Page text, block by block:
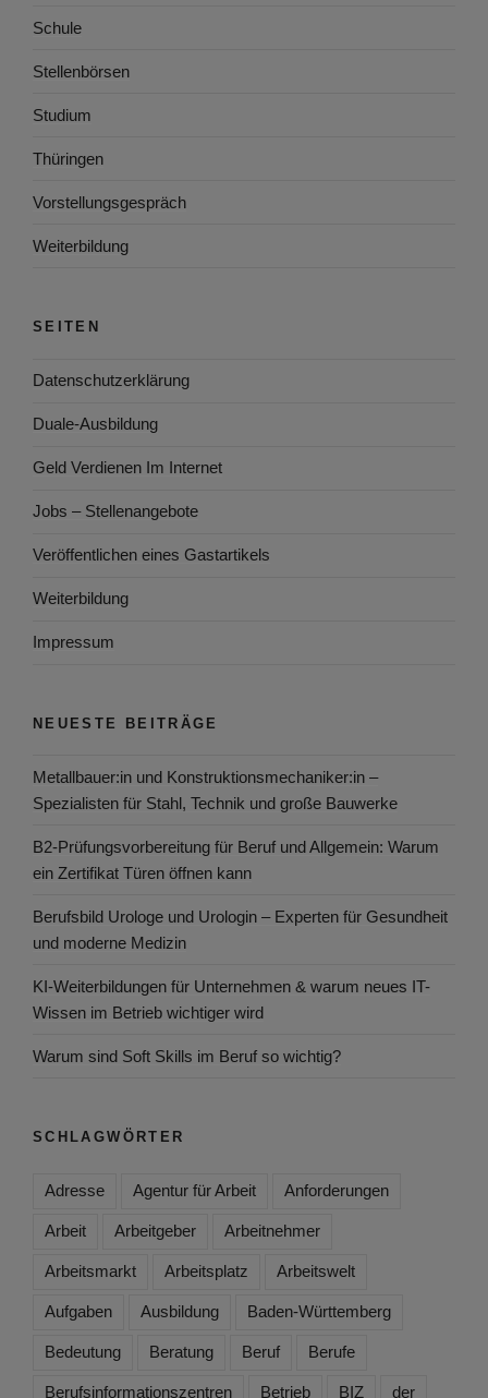
Schule
Stellenbörsen
Studium
Thüringen
Vorstellungsgespräch
Weiterbildung
SEITEN
Datenschutzerklärung
Duale-Ausbildung
Geld Verdienen Im Internet
Jobs – Stellenangebote
Veröffentlichen eines Gastartikels
Weiterbildung
Impressum
NEUESTE BEITRÄGE
Metallbauer:in und Konstruktionsmechaniker:in –
Spezialisten für Stahl, Technik und große Bauwerke
B2-Prüfungsvorbereitung für Beruf und Allgemein: Warum
ein Zertifikat Türen öffnen kann
Berufsbild Urologe und Urologin – Experten für Gesundheit
und moderne Medizin
KI-Weiterbildungen für Unternehmen & warum neues IT-
Wissen im Betrieb wichtiger wird
Warum sind Soft Skills im Beruf so wichtig?
SCHLAGWÖRTER
Adresse Agentur für Arbeit Anforderungen
Arbeit Arbeitgeber Arbeitnehmer
Arbeitsmarkt Arbeitsplatz Arbeitswelt
Aufgaben Ausbildung Baden-Württemberg
Bedeutung Beratung Beruf Berufe
Berufsinformationszentren Betrieb BIZ der